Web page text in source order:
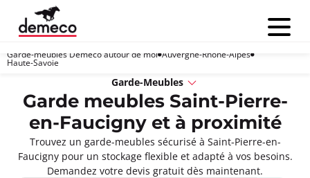
Menu
Garde-meubles Demeco autour de moi Auvergne-Rhône-Alpes
Haute-Savoie
Garde-Meubles
Garde meubles Saint-Pierre-
en-Faucigny et à proximité
Trouvez un garde-meubles sécurisé à Saint-Pierre-en-
Faucigny pour un stockage flexible et adapté à vos besoins.
Demandez votre devis gratuit dès maintenant.